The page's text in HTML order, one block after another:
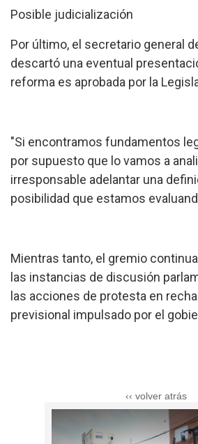
Posible judicialización
Por último, el secretario general
descartó una eventual
reforma es aprobada por la
"Si encontramos fundamentos
por supuesto que lo vamos a
irresponsable adelantar una
posibilidad que estamos
Mientras tanto, el gremio
las instancias de discusión
las acciones de protesta en
previsional impulsado por el
‹‹ volver atrás